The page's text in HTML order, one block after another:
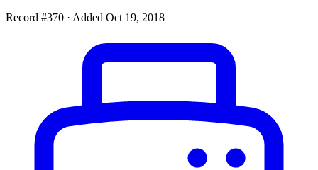
Record #370 · Added Oct 19, 2018